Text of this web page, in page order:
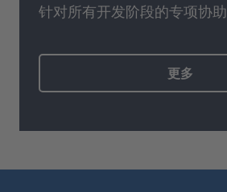
针对所有开发阶段的专项协助
更多